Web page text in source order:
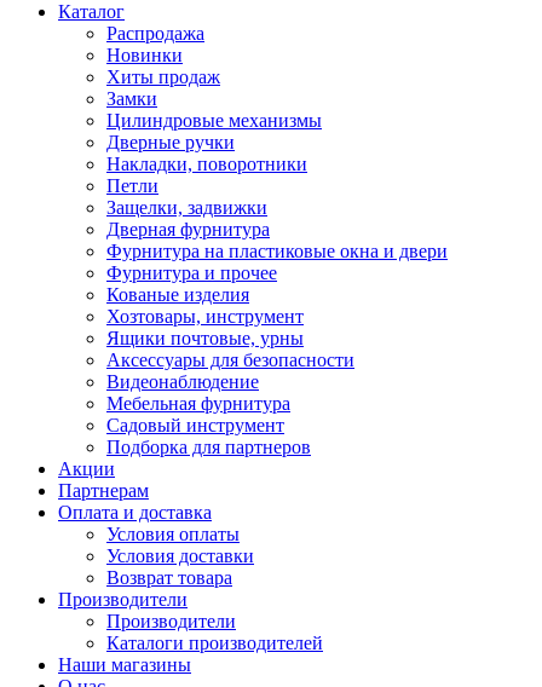
Каталог
Распродажа
Новинки
Хиты продаж
Замки
Цилиндровые механизмы
Дверные ручки
Накладки, поворотники
Петли
Защелки, задвижки
Дверная фурнитура
Фурнитура на пластиковые окна и двери
Фурнитура и прочее
Кованые изделия
Хозтовары, инструмент
Ящики почтовые, урны
Аксессуары для безопасности
Видеонаблюдение
Мебельная фурнитура
Садовый инструмент
Подборка для партнеров
Акции
Партнерам
Оплата и доставка
Условия оплаты
Условия доставки
Возврат товара
Производители
Производители
Каталоги производителей
Наши магазины